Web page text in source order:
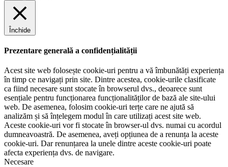
Închide
Prezentare generală a confidențialității
Acest site web folosește cookie-uri pentru a vă îmbunătăți experiența
în timp ce navigați prin site. Dintre acestea, cookie-urile clasificate
ca fiind necesare sunt stocate în browserul dvs., deoarece sunt
esențiale pentru funcționarea funcționalităților de bază ale site-ului
web. De asemenea, folosim cookie-uri terțe care ne ajută să
analizăm și să înțelegem modul în care utilizați acest site web.
Aceste cookie-uri vor fi stocate în browser-ul dvs. numai cu acordul
dumneavoastră. De asemenea, aveți opțiunea de a renunța la aceste
cookie-uri. Dar renunțarea la unele dintre aceste cookie-uri poate
afecta experiența dvs. de navigare.
Necesare